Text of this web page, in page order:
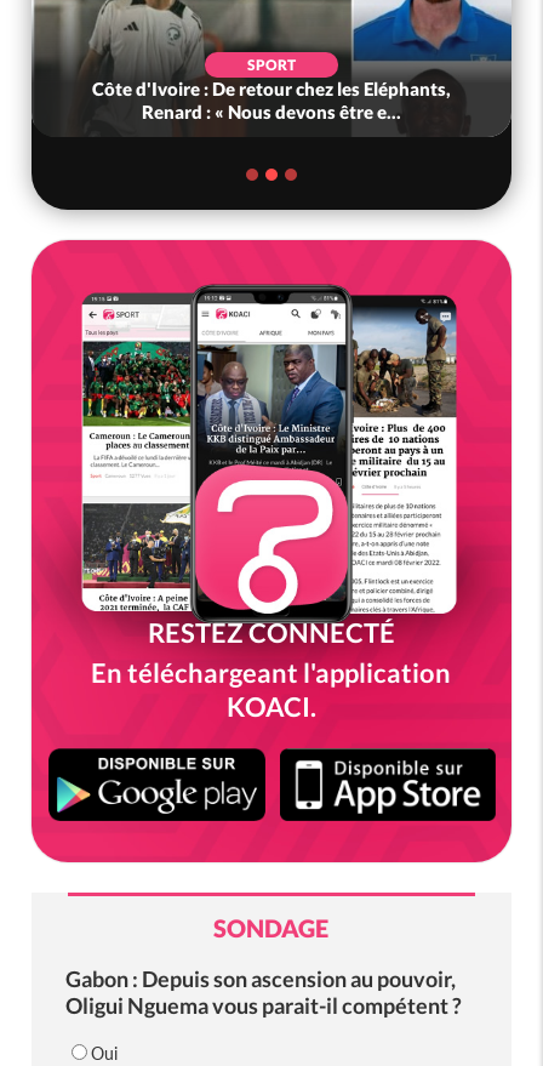
SPORT
Côte d'Ivoire : De retour chez les Eléphants,
Renard : « Nous devons être e...
RESTEZ CONNECTÉ
En téléchargeant l'application
KOACI.
SONDAGE
Gabon : Depuis son ascension au pouvoir,
Oligui Nguema vous parait-il compétent ?
Oui